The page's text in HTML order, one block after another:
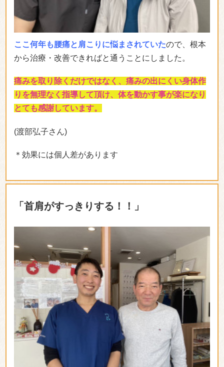
また出来て非常に助かりました。
(辰巳さん)
＊効果には個人差があります
「みるみる良くなりました。」
左肩、左首が痛くて動かなくなり来ました。以前、右
の首を捻挫した時に別の病院に行ったが２ヵ月治らな
いで、友達の紹介でこちらに来て先生に施術をしてい
ただいてから、みるみる良くなりました。今回も身体
の硬さは内臓からきていると言われ施術して頂き
身体
が軽くなりました。肩、首だけでなく全体を見ていた
だき嬉しいです。